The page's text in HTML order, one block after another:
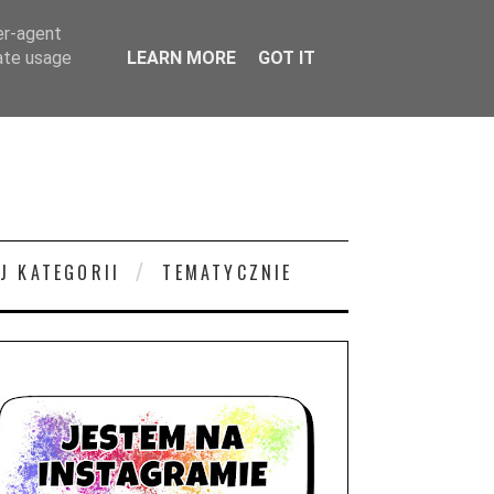
KATEGORII TEMATYCZNIE
agent
usage
LEARN MORE GOT IT